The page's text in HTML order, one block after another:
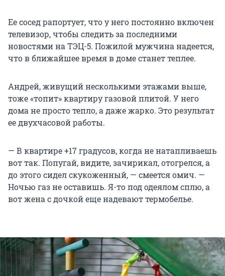
Ее сосед рапортует, что у него постоянно включен
телевизор, чтобы следить за последними
новостями на ТЭЦ-5. Пожилой мужчина надеется,
что в ближайшее время в доме станет теплее.
Андрей, живущий несколькими этажами выше,
тоже «топит» квартиру газовой плитой. У него
дома не просто тепло, а даже жарко. Это результат
ее двухчасовой работы.
— В квартире +17 градусов, когда не натапливаешь
вот так. Попугай, видите, зачирикал, отогрелся, а
до этого сидел скукоженный, — смеется омич. —
Ночью газ не оставишь. Я-то под одеялом сплю, а
вот жена с дочкой еще надевают термобелье.